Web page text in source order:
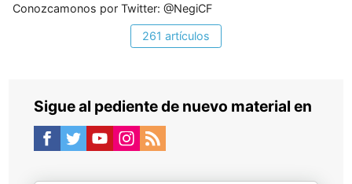
Conozcamonos por Twitter: @NegiCF
261 artículos
Sigue al pediente de nuevo material en